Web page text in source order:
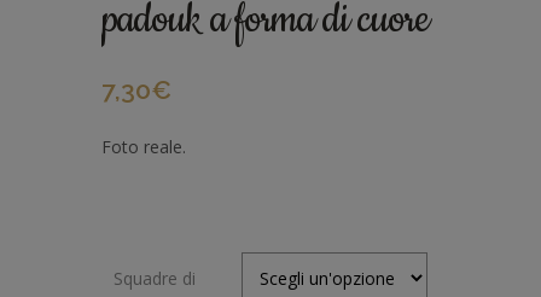
padouk a forma di cuore
7,30€
Foto reale.
Squadre di